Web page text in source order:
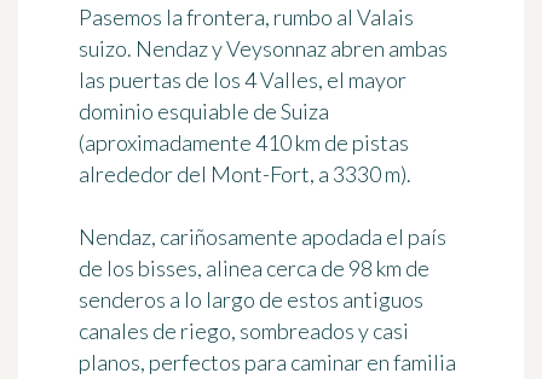
Pasemos la frontera, rumbo al Valais
suizo. Nendaz y Veysonnaz abren ambas
las puertas de los4 Valles, el mayor
dominio esquiable de Suiza
(aproximadamente410 km de pistas
alrededor del Mont-Fort, a 3330 m).
Nendaz, cariñosamente apodada el país
de los bisses, alinea cerca de 98 km de
senderos a lo largo de estos antiguos
canales de riego, sombreados y casi
planos, perfectos para caminar en familia